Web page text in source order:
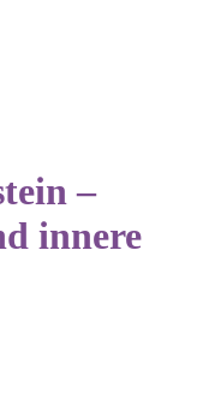
–
innere